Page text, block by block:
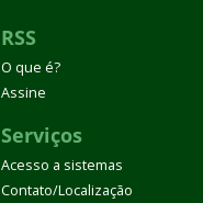
RSS
O que é?
Assine
Serviços
Acesso a sistemas
Contato/Localização